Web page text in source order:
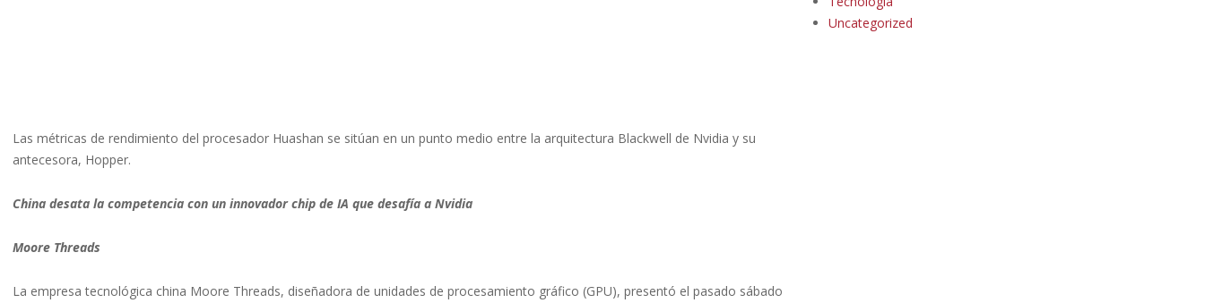
Las métricas de rendimiento del procesador Huashan se sitúan en un punto medio entre la arquitectura Blackwell de Nvidia y su
antecesora, Hopper.
China desata la competencia con un innovador chip de IA que desafía a Nvidia
Moore Threads
La empresa tecnológica china Moore Threads, diseñadora de unidades de procesamiento gráfico (GPU), presentó el pasado sábado
Uncategorized